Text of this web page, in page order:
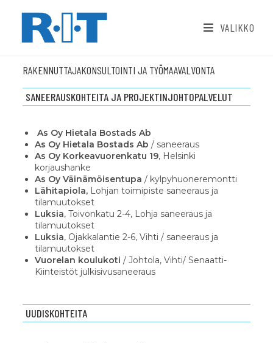
VALIKKO
RAKENNUTTAJAKONSULTOINTI JA TYÖMAAVALVONTA
SANEERAUSKOHTEITA​ JA PROJEKTINJOHTOPALVELUT
As Oy Hietala Bostads Ab
As Oy Hietala Bostads Ab / saneeraus
As Oy Korkeavuorenkatu 19, Helsinki
korjaushanke
As Oy Väinämöisentupa / kylpyhuoneremontti
Lähitapiola, Lohjan toimipiste saneeraus ja
tilamuutokset
Luksia, Toivonkatu 2-4, Lohja saneeraus ja
tilamuutokset
Luksia, Ojakkalantie 2-6, Vihti / saneeraus ja
tilamuutokset
Vuorelan koulukoti / Johtola, Vihti/ Senaatti-
Kiinteistöt julkisivusaneeraus
UUDISKOHTEITA